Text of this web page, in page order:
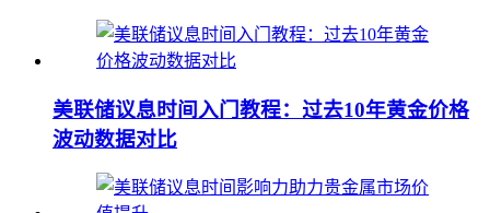
美联储议息时间入门教程：过去10年黄金价格
波动数据对比